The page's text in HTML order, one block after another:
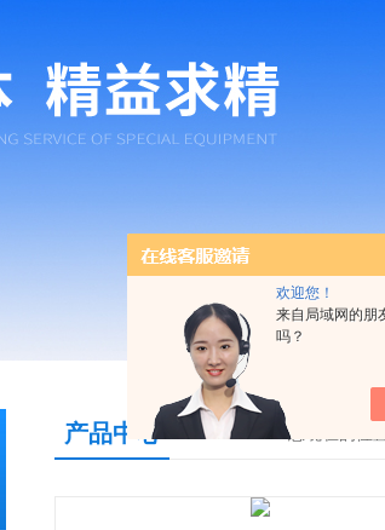
欢迎您！
来自局域网的朋
吗？
产品中心 您现在的位置